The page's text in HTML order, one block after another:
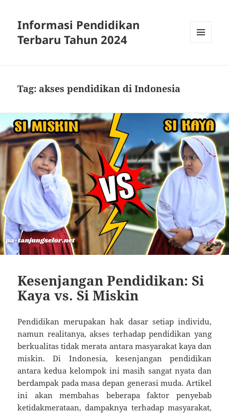
Informasi Pendidikan
Terbaru Tahun 2024
Tag: akses pendidikan di Indonesia
Kesenjangan Pendidikan: Si
Kaya vs. Si Miskin
Pendidikan merupakan hak dasar setiap individu,
namun realitanya, akses terhadap pendidikan yang
berkualitas tidak merata antara masyarakat kaya dan
miskin. Di Indonesia, kesenjangan pendidikan
antara kedua kelompok ini masih sangat nyata dan
berdampak pada masa depan generasi muda. Artikel
ini akan membahas beberapa faktor penyebab
ketidakmerataan, dampaknya terhadap masyarakat,